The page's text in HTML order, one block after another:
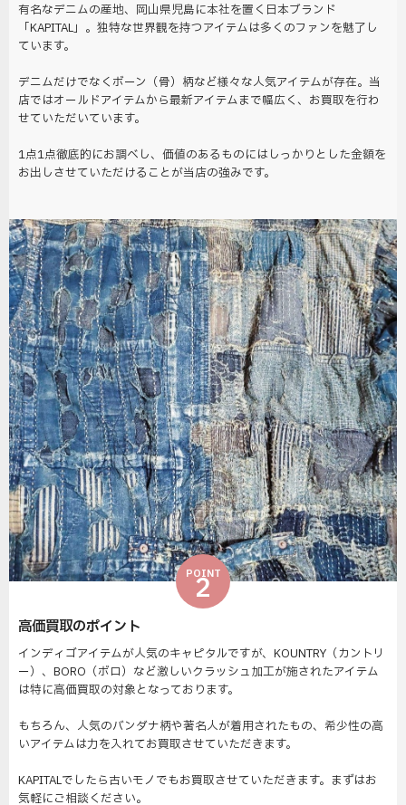
有名なデニムの産地、岡山県児島に本社を置く日本ブランド
「KAPITAL」。独特な世界観を持つアイテムは多くのファンを魅了し
ています。
デニムだけでなくボーン（骨）柄など様々な人気アイテムが存在。当
店ではオールドアイテムから最新アイテムまで幅広く、お買取を行わ
せていただいています。
1点1点徹底的にお調べし、価値のあるものにはしっかりとした金額を
お出しさせていただけることが当店の強みです。
POINT
2
高価買取のポイント
インディゴアイテムが人気のキャピタルですが、KOUNTRY（カントリ
ー）、BORO（ボロ）など激しいクラッシュ加工が施されたアイテム
は特に高価買取の対象となっております。
もちろん、人気のバンダナ柄や著名人が着用されたもの、希少性の高
いアイテムは力を入れてお買取させていただきます。
KAPITALでしたら古いモノでもお買取させていただきます。まずはお
気軽にご相談ください。